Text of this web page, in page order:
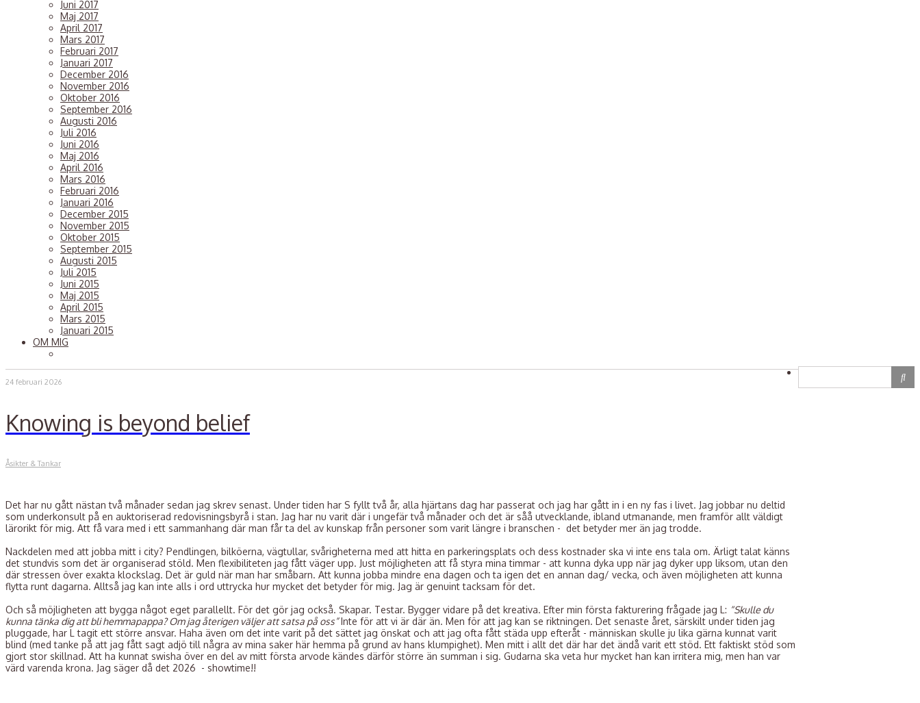
Juni 2017
Maj 2017
April 2017
Mars 2017
Februari 2017
Januari 2017
December 2016
November 2016
Oktober 2016
September 2016
Augusti 2016
Juli 2016
Juni 2016
Maj 2016
April 2016
Mars 2016
Februari 2016
Januari 2016
December 2015
November 2015
Oktober 2015
September 2015
Augusti 2015
Juli 2015
Juni 2015
Maj 2015
April 2015
Mars 2015
Januari 2015
OM MIG
24 februari 2026
Knowing is beyond belief
Åsikter & Tankar
Det har nu gått nästan två månader sedan jag skrev senast. Under tiden har S fyllt två år, alla hjärtans dag har passerat och jag har gått in i en ny fas i livet. Jag jobbar nu deltid
som underkonsult på en auktoriserad redovisningsbyrå i stan. Jag har nu varit där i ungefär två månader och det är såå utvecklande, ibland utmanande, men framför allt väldigt
lärorikt för mig. Att få vara med i ett sammanhang där man får ta del av kunskap från personer som varit längre i branschen - det betyder mer än jag trodde.
Nackdelen med att jobba mitt i city? Pendlingen, bilköerna, vägtullar, svårigheterna med att hitta en parkeringsplats och dess kostnader ska vi inte ens tala om. Ärligt talat känns
det stundvis som det är organiserad stöld. Men flexibiliteten jag fått väger upp. Just möjligheten att få styra mina timmar - att kunna dyka upp när jag dyker upp liksom, utan den
där stressen över exakta klockslag. Det är guld när man har småbarn. Att kunna jobba mindre ena dagen och ta igen det en annan dag/ vecka, och även möjligheten att kunna
flytta runt dagarna. Alltså jag kan inte alls i ord uttrycka hur mycket det betyder för mig. Jag är genuint tacksam för det.
Och så möjligheten att bygga något eget parallellt. För det gör jag också. Skapar. Testar. Bygger vidare på det kreativa. Efter min första fakturering frågade jag L: “Skulle du
kunna tänka dig att bli hemmapappa? Om jag återigen väljer att satsa på oss”Inte för att vi är där än. Men för att jag kan se riktningen. Det senaste året, särskilt under tiden jag
pluggade, har L tagit ett större ansvar. Haha även om det inte varit på det sättet jag önskat och att jag ofta fått städa upp efteråt - människan skulle ju lika gärna kunnat varit
blind (med tanke på att jag fått sagt adjö till några av mina saker här hemma på grund av hans klumpighet). Men mitt i allt det där har det ändå varit ett stöd. Ett faktiskt stöd som
gjort stor skillnad. Att ha kunnat swisha över en del av mitt första arvode kändes därför större än summan i sig. Gudarna ska veta hur mycket han kan irritera mig, men han var
värd varenda krona. Jag säger då det 2026 - showtime!!